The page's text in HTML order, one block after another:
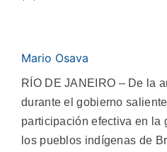
Mario Osava
RÍO DE JANEIRO – De la
durante el gobierno
participación efectiva en la
los pueblos indígenas de